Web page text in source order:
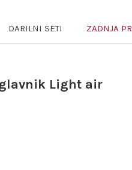
DARILNI SETI ZADNJA
Light air